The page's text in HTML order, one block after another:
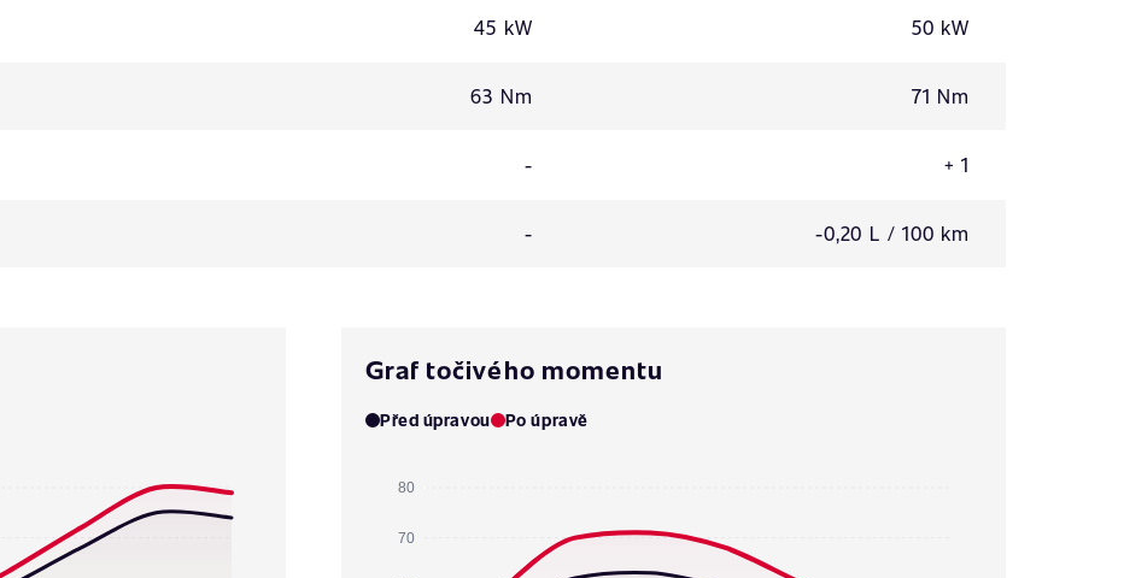
45 kW 50 kW
63 Nm 71 Nm
- + 1
- -0,20 L / 100 km
Graf točivého momentu
Před úpravou Po úpravě
80
70